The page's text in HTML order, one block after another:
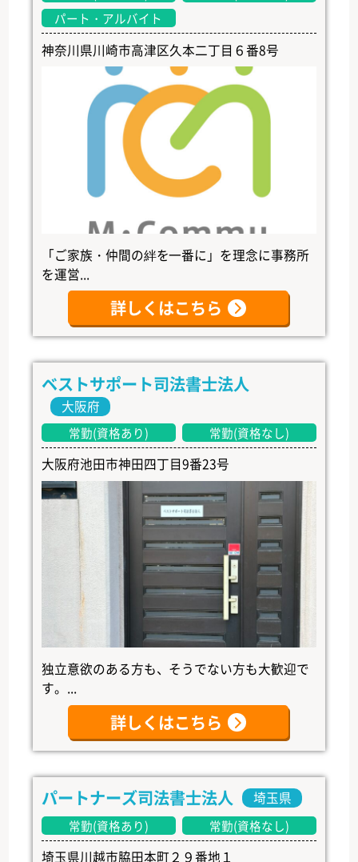
パート・アルバイト
神奈川県川崎市高津区久本二丁目６番8号
「ご家族・仲間の絆を一番に」を理念に事務所
を運営...
詳しくはこちら
ベストサポート司法書士法人
大阪府
常勤(資格あり) 常勤(資格なし)
大阪府池田市神田四丁目9番23号
独立意欲のある方も、そうでない方も大歓迎で
す。...
詳しくはこちら
パートナーズ司法書士法人 埼玉県
常勤(資格あり) 常勤(資格なし)
埼玉県川越市脇田本町２９番地１